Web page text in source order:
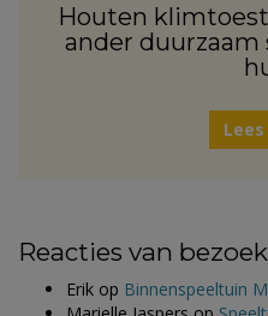
Houten
ander duurzaam
Reacties van
Erik op Binnenspeeltuin